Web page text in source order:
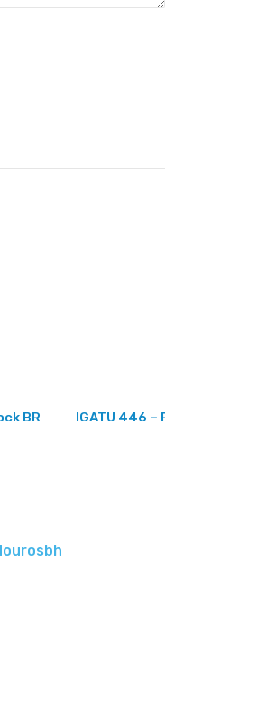
BR IGATU 446 – Pré Filtro